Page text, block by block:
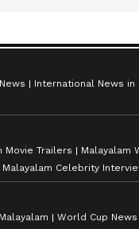
International News in
Movie Trailers
Malayalam
Malayalam Celebrity
World Cup News